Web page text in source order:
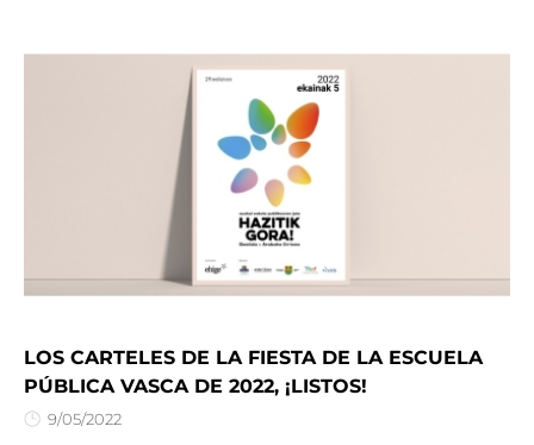
LOS CARTELES DE LA FIESTA DE LA ESCUELA
PÚBLICA VASCA DE 2022, ¡LISTOS!
9/05/2022